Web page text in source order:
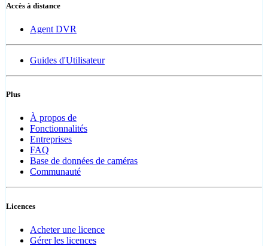
Accès à distance
Agent DVR
Guides d'Utilisateur
Plus
À propos de
Fonctionnalités
Entreprises
FAQ
Base de données de caméras
Communauté
Licences
Acheter une licence
Gérer les licences